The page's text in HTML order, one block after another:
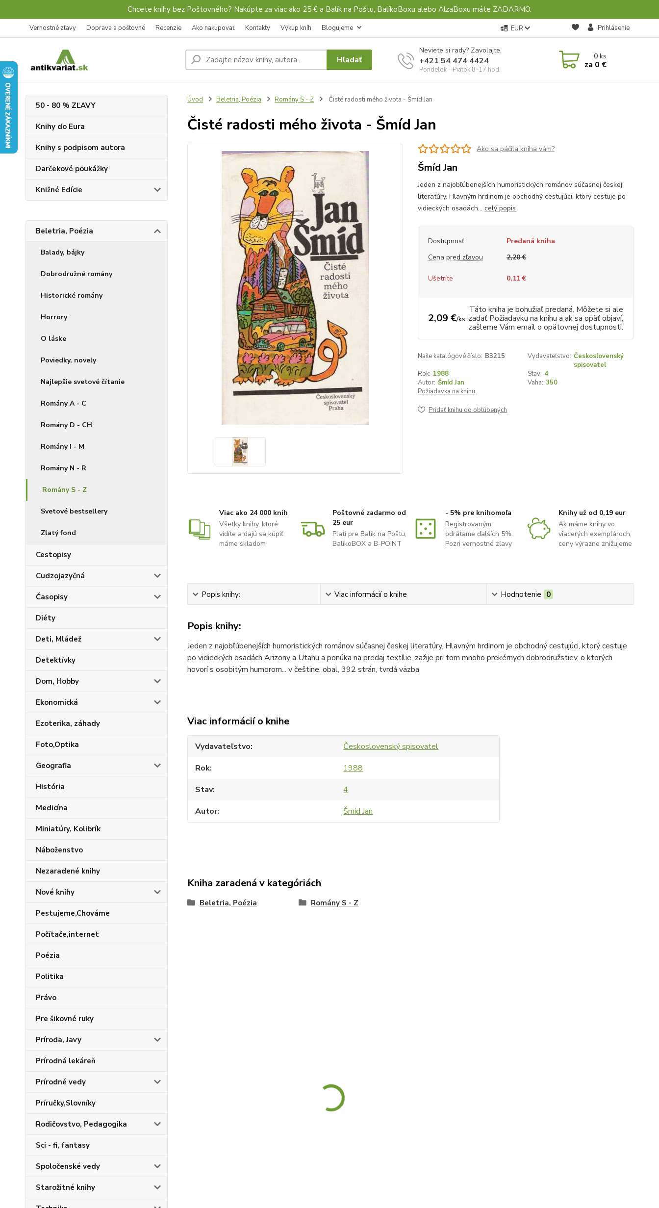
Chcete knihy bez Poštovného? Nakúpte za viac ako 25 € a Balík na Poštu, BalíkoBoxu alebo AlzaBoxu máte ZADARMO.
Vernostné zľavy Doprava a poštovné Recenzie Ako nakupovať Kontakty Výkup kníh Blogujeme EUR Prihlásenie
Hľadať
Neviete si rady? Zavolajte.
+421 54 474 4424
Pondelok - Piatok 8-17 hod.
0ks
za 0 €
50 - 80 % ZĽAVY
Knihy do Eura
Knihy s podpisom autora
Darčekové poukážky
Knižné Edície
Beletria, Poézia
Balady, bájky
Dobrodružné romány
Historické romány
Horrory
O láske
Poviedky, novely
Najlepšie svetové čítanie
Romány A - C
Romány D - CH
Romány I - M
Romány N - R
Romány S - Z
Svetové bestsellery
Zlatý fond
Cestopisy
Cudzojazyčná
Časopisy
Diéty
Deti, Mládež
Detektívky
Dom, Hobby
Ekonomická
Ezoterika, záhady
Foto,Optika
Geografia
História
Medicína
Miniatúry, Kolibrík
Náboženstvo
Nezaradené knihy
Nové knihy
Pestujeme,Chováme
Počítače,internet
Poézia
Politika
Právo
Pre šikovné ruky
Príroda, Javy
Prírodná lekáreň
Prírodné vedy
Príručky,Slovníky
Rodičovstvo, Pedagogika
Sci - fi, fantasy
Spoločenské vedy
Starožitné knihy
Úvod Beletria, Poézia Romány S - Z Čisté radosti mého života - Šmíd Jan
Čisté radosti mého života - Šmíd Jan
Ako sa páčila kniha vám?
Šmíd Jan
Jeden z najobľúbenejších humoristických románov súčasnej českej
literatúry. Hlavným hrdinom je obchodný cestujúci, ktorý cestuje po
vidieckých osadách... celý popis
Dostupnosť
Predaná kniha
Cena pred zľavou
2,20 €
Ušetríte 0,11 €
2,09 €/ks
Táto kniha je bohužiaľ predaná. Môžete si ale
zadať Požiadavku na knihu a ak sa opäť objaví,
zašleme Vám email o opätovnej dostupnosti.
Naše katalógové číslo: B3215 Vydavateľstvo: Československý
spisovatel
Rok: 1988 Stav: 4
Autor: Šmíd Jan Vaha: 350
Požiadavka na knihu
Pridať knihu do obľúbených
Viac ako 24 000 kníh
Všetky knihy, ktoré
vidíte a dajú sa kúpiť
máme skladom
Poštovné zadarmo od
25 eur
Platí pre Balík na Poštu,
BalíkoBOX a B-POINT
- 5% pre knihomoľa
Registrovaným
odrátame ďalších 5%.
Pozri vernostné zľavy
Knihy už od 0,19 eur
Ak máme knihy vo
viacerých exemplároch,
ceny výrazne znižujeme
Popis knihy: Viac informácií o knihe Hodnotenie 0
Popis knihy:
Jeden z najobľúbenejších humoristických románov súčasnej českej literatúry. Hlavným hrdinom je obchodný cestujúci, ktorý cestuje
po vidieckých osadách Arizony a Utahu a ponúka na predaj textílie, zažije pri tom mnoho prekérnych dobrodružstiev, o ktorých
hovorí s osobitým humorom... v češtine, obal, 392 strán, tvrdá väzba
Viac informácií o knihe
Vydavateľstvo
Československý spisovatel
Rok
1988
Stav
4
Autor
Šmíd Jan
Kniha zaradená v kategóriách
Beletria, Poézia Romány S - Z